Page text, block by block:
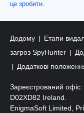
це зробити.
Додому Етапи
загроз SpyHunter
Додаткові
Зареєстрований
D02XD82 Ireland.
EnigmaSoft Limited,